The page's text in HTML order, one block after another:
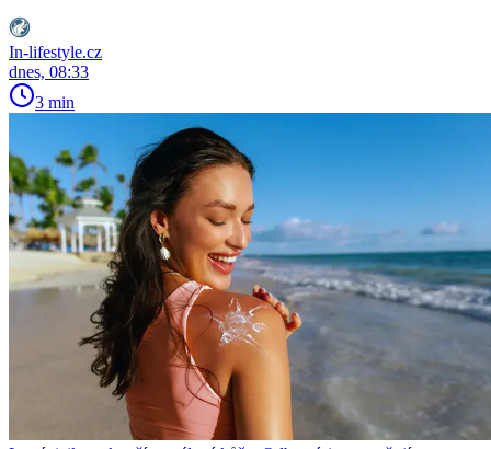
In-lifestyle.cz
dnes, 08:33
3 min